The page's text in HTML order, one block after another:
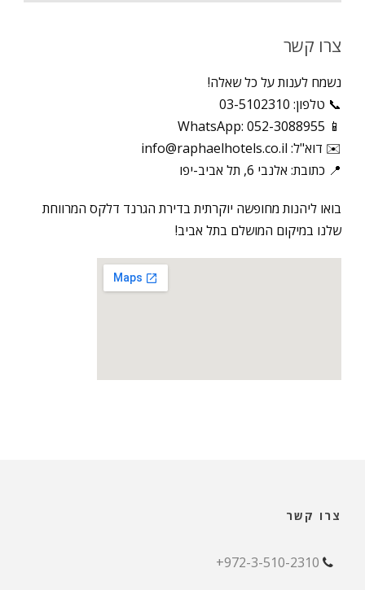
צרו קשר
נשמח לענות על כל שאלה!
📞 טלפון: 03-5102310
📱 WhatsApp: 052-3088955
✉️ דוא"ל: info@raphaelhotels.co.il
📍 כתובת: אלנבי 6, תל אביב-יפו
בואו ליהנות מחופשה יוקרתית בדירת הגרנד דלקס המרווחת
שלנו במיקום המושלם בתל אביב!
צרו קשר
972-3-510-2310+